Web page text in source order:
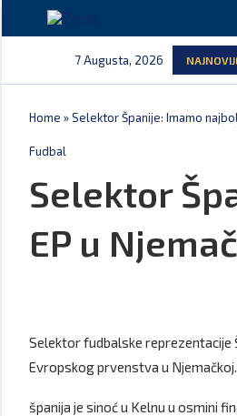
7 Augusta, 2026
Home »Selektor Španije: Imamo
Fudbal
Selektor
EP u
Selektor fudbalske reprezentacije
Evropskog prvenstva u Njemačkoj.
španija je sinoć u Kelnu u osmini